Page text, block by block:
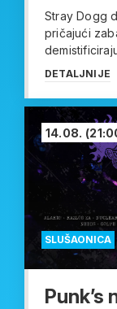
Stray Dogg
pričajući
DETALJNIJE
SLUŠAONICA
14.08.
Punk’s